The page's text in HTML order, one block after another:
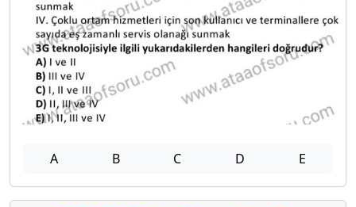
A B C D E